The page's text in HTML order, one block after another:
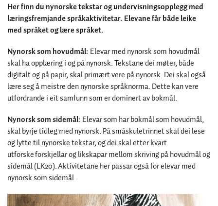
Her finn du nynorske tekstar og undervisningsopplegg med
læringsfremjande språkaktivitetar. Elevane får både leike
med språket og lære språket.
Nynorsk som hovudmål: Elevar med nynorsk som hovudmål
skal ha opplæring i og på nynorsk. Tekstane dei møter, både
digitalt og på papir, skal primært vere på nynorsk. Dei skal også
lære seg å meistre den nynorske språknorma. Dette kan vere
utfordrande i eit samfunn som er dominert av bokmål.
Nynorsk som sidemål: Elevar som har bokmål som hovudmål,
skal byrje tidleg med nynorsk. På småskuletrinnet skal dei lese
og lytte til nynorske tekstar, og dei skal etter kvart
utforske forskjellar og likskapar mellom skriving på hovudmål og
sidemål (LK20). Aktivitetane her passar også for elevar med
nynorsk som sidemål.